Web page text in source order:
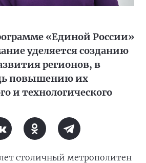
«Единой России»
уделяется созданию
регионов, в
повышению их
и технологического
столичный метрополитен